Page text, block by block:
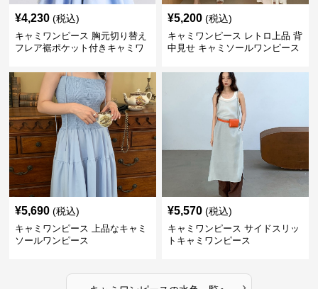
¥4,230 (税込)
キャミワンピース 胸元切り替え
フレア裾ポケット付きキャミワ
¥5,200 (税込)
キャミワンピース レトロ上品 背
中見せ キャミソールワンピース
¥5,690 (税込)
キャミワンピース 上品なキャミ
ソールワンピース
¥5,570 (税込)
キャミワンピース サイドスリッ
トキャミワンピース